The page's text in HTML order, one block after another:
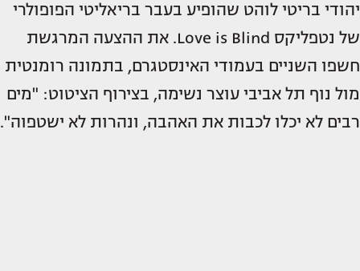
יהודי בריטי לוהט שהופיע בעבר בריאליטי הפופולרי
של נטפליקס Love is Blind. את ההצעה המרגשת
חשפו השניים בעמודי האינסטגרם, בתמונה רומנטית
מול נוף תל אביבי עוצר נשימה, בצירוף הציטוט: "מים
רבים לא יכלו לכבות את האהבה, ונהרות לא ישטפוה".